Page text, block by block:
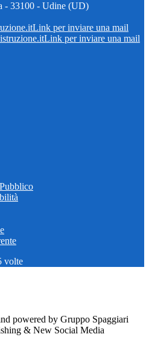
- 33100 - Udine (UD)
Link per inviare una mail
Link per inviare una mail
volte
powered by Gruppo Spaggiari
& New Social Media